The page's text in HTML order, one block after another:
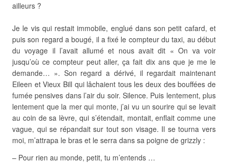
ailleurs ?
Je le vis qui restait immobile, englué dans son petit cafard, et
puis son regard a bougé, il a fixé le compteur du taxi, au début
du voyage il l’avait allumé et nous avait dit « On va voir
jusqu’où ce compteur peut aller, ça fait dix ans que je me le
demande… ». Son regard a dérivé, il regardait maintenant
Eileen et Vieux Bill qui lâchaient tous les deux des bouffées de
fumée pensives dans l’air du soir. Silence. Puis lentement, plus
lentement que la mer qui monte, j’ai vu un sourire qui se levait
au coin de sa lèvre, qui s’étendait, montait, enflait comme une
vague, qui se répandait sur tout son visage. Il se tourna vers
moi, m’attrapa le bras et le serra dans sa poigne de grizzly :
– Pour rien au monde, petit, tu m’entends …